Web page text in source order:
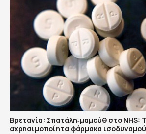
Βρετανία: Σπατάλη‑μαμούθ στο NHS:
αχρησιμοποίητα φάρμακα